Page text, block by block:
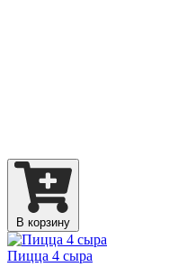
В корзину
Пицца 4 сыра